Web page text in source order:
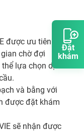
Đặt
khám
được ưu tiên
chờ đợi
lựa chọn dịch
và bằng với
được đặt khám
sẽ nhận được